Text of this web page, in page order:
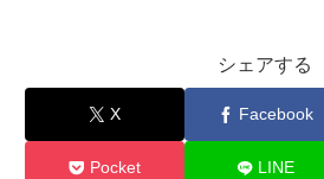
シェアする
X Facebook
Pocket LINE